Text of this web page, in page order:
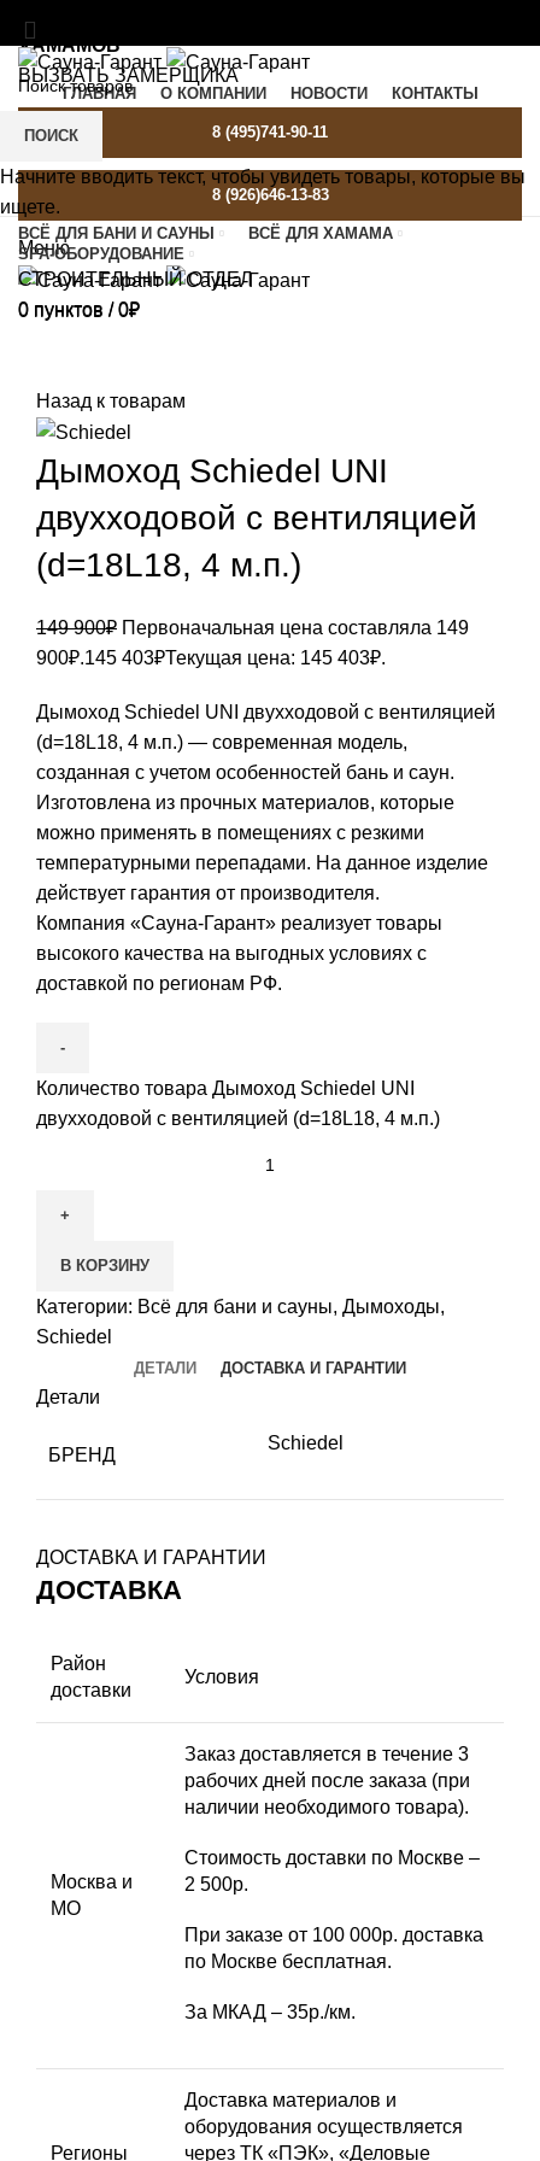
ХАМАМОВ
ВЫЗВАТЬ ЗАМЕРЩИКА
SAUNA-GARANT@YANDEX.RU C 9:00 ДО 21:00
ГЛАВНАЯ О КОМПАНИИ НОВОСТИ КОНТАКТЫ
8 (495)741-90-11
8 (926)646-13-83
Меню
0 пунктов / 0₽
ВСЁ ДЛЯ БАНИ И САУНЫ
ВСЁ ДЛЯ ХАМАМА
SPA-ОБОРУДОВАНИЕ
СТРОИТЕЛЬНЫЙ ОТДЕЛ
0 пунктов / 0₽
Назад к товарам
Дымоход Schiedel UNI
двухходовой с вентиляцией
(d=18L18, 4 м.п.)
149 900₽ Первоначальная цена составляла 149
900₽.145 403₽Текущая цена: 145 403₽.
Дымоход Schiedel UNI двухходовой с вентиляцией
(d=18L18, 4 м.п.) — современная модель,
созданная с учетом особенностей бань и саун.
Изготовлена из прочных материалов, которые
можно применять в помещениях с резкими
температурными перепадами. На данное изделие
действует гарантия от производителя.
Компания «Сауна-Гарант» реализует товары
высокого качества на выгодных условиях с
доставкой по регионам РФ.
Количество товара Дымоход Schiedel UNI
двухходовой с вентиляцией (d=18L18, 4 м.п.)
В КОРЗИНУ
Категории: Всё для бани и сауны, Дымоходы,
Schiedel
ДЕТАЛИ ДОСТАВКА И ГАРАНТИИ
Детали
БРЕНД
Schiedel
ДОСТАВКА И ГАРАНТИИ
ДОСТАВКА
Район
доставки
Условия
Москва и
МО
Заказ доставляется в течение 3
рабочих дней после заказа (при
наличии необходимого товара).
Стоимость доставки по Москве –
2 500р.
При заказе от 100 000р. доставка
по Москве бесплатная.
За МКАД – 35р./км.
Регионы
Доставка материалов и
оборудования осуществляется
через ТК «ПЭК», «Деловые
ПОИСК
Начните вводить текст, чтобы увидеть товары, которые вы
ищете.